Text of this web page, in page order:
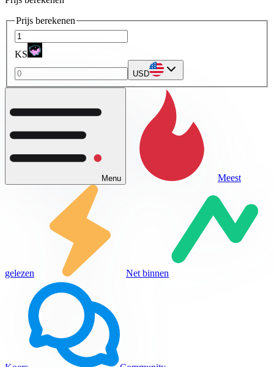
Prijs berekenen
KS
USD
Menu Meest
gelezen Net binnen